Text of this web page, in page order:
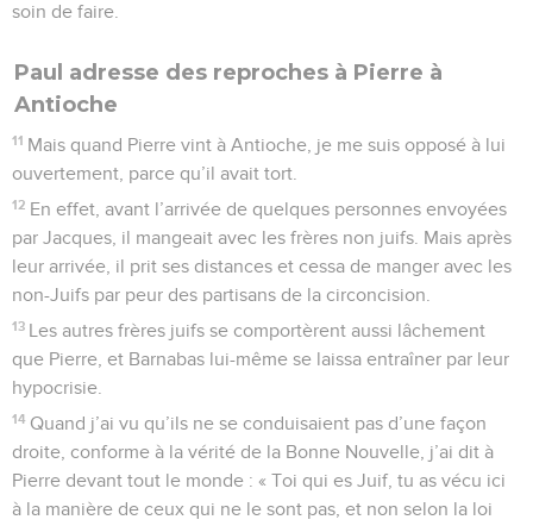
soin de faire.
Paul adresse des reproches à Pierre à
Antioche
11 Mais quand Pierre vint à Antioche, je me suis opposé à lui
ouvertement, parce qu’il avait tort.
12 En effet, avant l’arrivée de quelques personnes envoyées
par Jacques, il mangeait avec les frères non juifs. Mais après
leur arrivée, il prit ses distances et cessa de manger avec les
non-Juifs par peur des partisans de la circoncision.
13 Les autres frères juifs se comportèrent aussi lâchement
que Pierre, et Barnabas lui-même se laissa entraîner par leur
hypocrisie.
14 Quand j’ai vu qu’ils ne se conduisaient pas d’une façon
droite, conforme à la vérité de la Bonne Nouvelle, j’ai dit à
Pierre devant tout le monde : « Toi qui es Juif, tu as vécu ici
à la manière de ceux qui ne le sont pas, et non selon la loi